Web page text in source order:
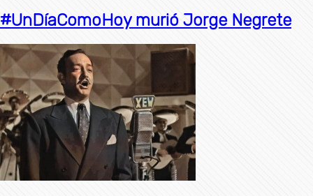
#UnDíaComoHoy murió Jorge Negrete